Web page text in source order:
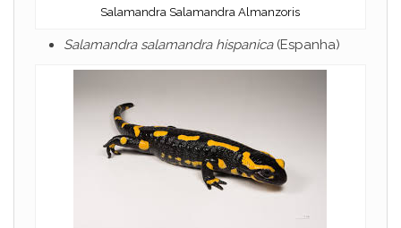
Salamandra Salamandra Almanzoris
Salamandra salamandra hispanica(Espanha)